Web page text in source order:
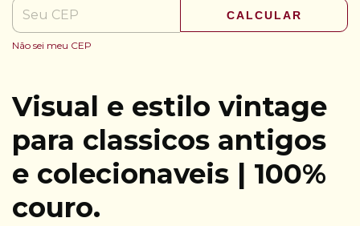
CALCULAR
Não sei meu CEP
Visual e estilo vintage
para classicos antigos
e colecionaveis | 100%
couro.